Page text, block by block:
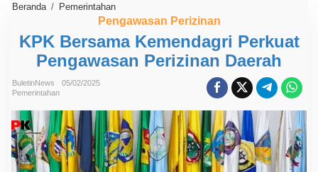
Beranda / Pemerintahan
P
K
B
e
r
s
K
e
m
e
n
d
Pengawasan Perizinan
KPK Bersama Kemendagri Perkuat
Pengawasan Perizinan Daerah
BuletinNews
05/02/2025
Pemerintahan